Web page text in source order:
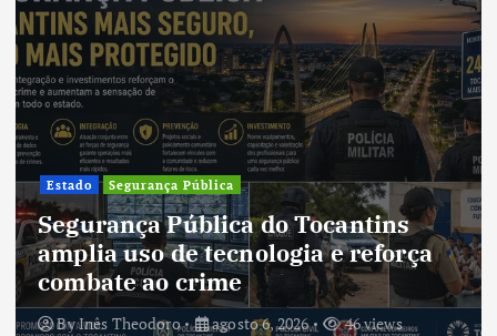
Estado Segurança Pública
Segurança Pública do Tocantins
amplia uso de tecnologia e reforça
combate ao crime
ByInês Theodoro agosto 6, 2026 46 views